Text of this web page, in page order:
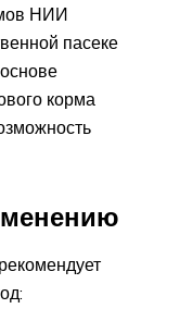
НИИ
пасеке
корма